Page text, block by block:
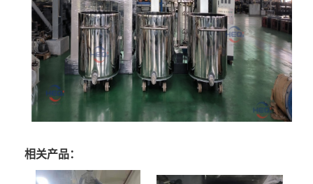
相关产品：